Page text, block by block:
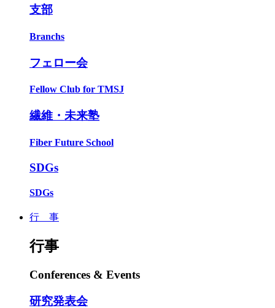
支部
Branchs
フェロー会
Fellow Club for TMSJ
繊維・未来塾
Fiber Future School
SDGs
SDGs
行 事
行事
Conferences & Events
研究発表会